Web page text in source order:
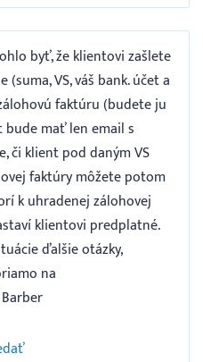
byť, že klientovi zašlete
VS, váš bank. účet a
faktúru (budete ju
mať len email s
či klient pod daným VS
faktúry môžete potom
k uhradenej zálohovej
klientovi predplatné.
ďalšie otázky,
na